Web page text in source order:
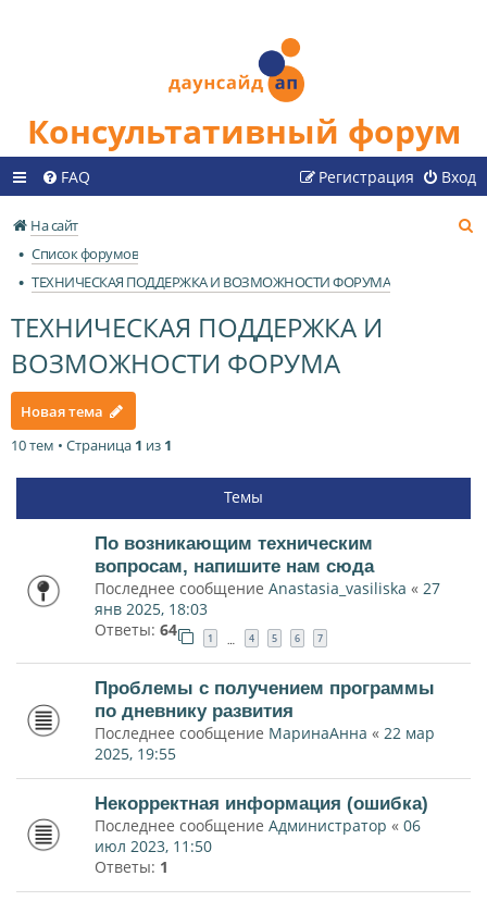
Консультативный форум
FAQ Вход
Регистрация
На сайт
Список форумов
ТЕХНИЧЕСКАЯ ПОДДЕРЖКА И ВОЗМОЖНОСТИ ФОРУМА
ТЕХНИЧЕСКАЯ ПОДДЕРЖКА И
ВОЗМОЖНОСТИ ФОРУМА
Новая тема
10 тем • Страница 1 из 1
Темы
По возникающим техническим
вопросам, напишите нам сюда
Последнее сообщение Anastasia_vasiliska « 27
янв 2025, 18:03
Ответы: 64 1 … 4 5 6 7
Проблемы с получением программы
по дневнику развития
Последнее сообщение МаринаАнна « 22 мар
2025, 19:55
Некорректная информация (ошибка)
Последнее сообщение Администратор « 06
июл 2023, 11:50
Ответы: 1